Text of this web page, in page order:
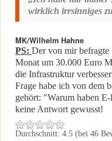
wirklich irrsinniges
MK/Wilhelm Hahne
PS: Der von mir befragte
Monat um 30.000 Euro
die Infrastruktur
Frage habe ich von dem
gehört: "Warum haben
keine Antwort gewusst!
Durchschnitt: 4.5 (bei 46